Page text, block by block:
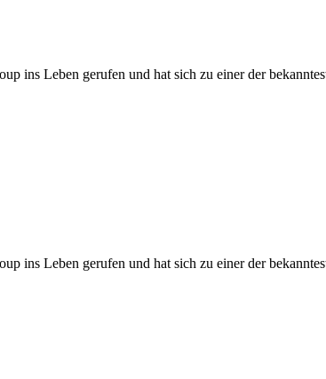
ins Leben gerufen und hat sich zu einer der
ins Leben gerufen und hat sich zu einer der